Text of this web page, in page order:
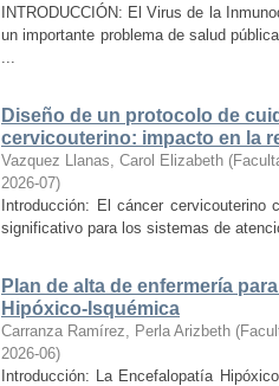
INTRODUCCIÓN: El Virus de la
un importante problema de salud
...
Diseño de un protocolo de
cervicouterino: impacto en la
Vazquez Llanas, Carol Elizabeth (
2026-07)
Introducción: El cáncer
significativo para los sistemas de
Plan de alta de enfermería
Hipóxico-Isquémica
Carranza Ramírez, Perla Arizbeth (
2026-06)
Introducción: La Encefalopatía